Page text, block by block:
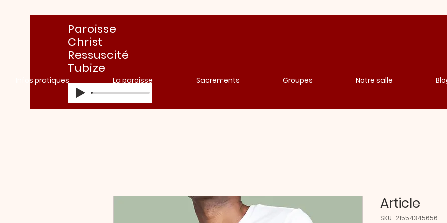
Paroisse
Christ
Ressuscité
Tubize
Infos pratiques La paroisse Sacrements Groupes Notre salle
Article
SKU : 21554345656